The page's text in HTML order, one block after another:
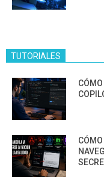
TUTORIALES
CÓMO